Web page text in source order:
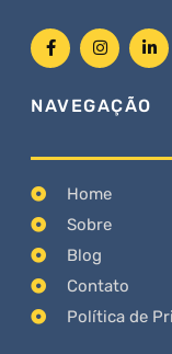
NAVEGAÇÃO
Home
Sobre
Blog
Contato
Política de